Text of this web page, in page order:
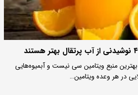
منبع ویتامین سی نیست و آبمیوه‌هایی
در هر وعده ویتامین…